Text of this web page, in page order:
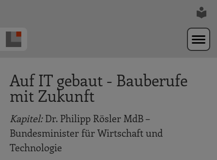
Auf IT gebaut - Bauberufe
mit Zukunft
Kapitel:Dr. Philipp Rösler MdB –
Bundesminister für Wirtschaft und
Technologie